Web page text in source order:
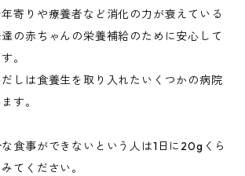
寄りや療養者など消化の力が衰えている
の赤ちゃんの栄養補給のために安心して
。
しは食養生を取り入れたいくつかの病院
す。
食事ができないという人は1日に20gくら
てください。